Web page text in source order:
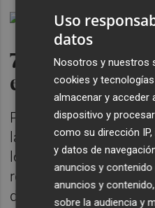
70 millones de
europeos
Por otra parte, Marco
la "ventana de
los fondos europeos
recogen proyectos
de los que ha
Uso
datos
Nosotros y nuestros
cookies y
almacenar y acceder
dispositivo y
como su dirección
y datos de
anuncios y
anuncios y
sobre la audiencia y